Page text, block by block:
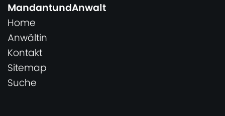
MandantundAnwalt
Home
Anwältin
Kontakt
Sitemap
Suche